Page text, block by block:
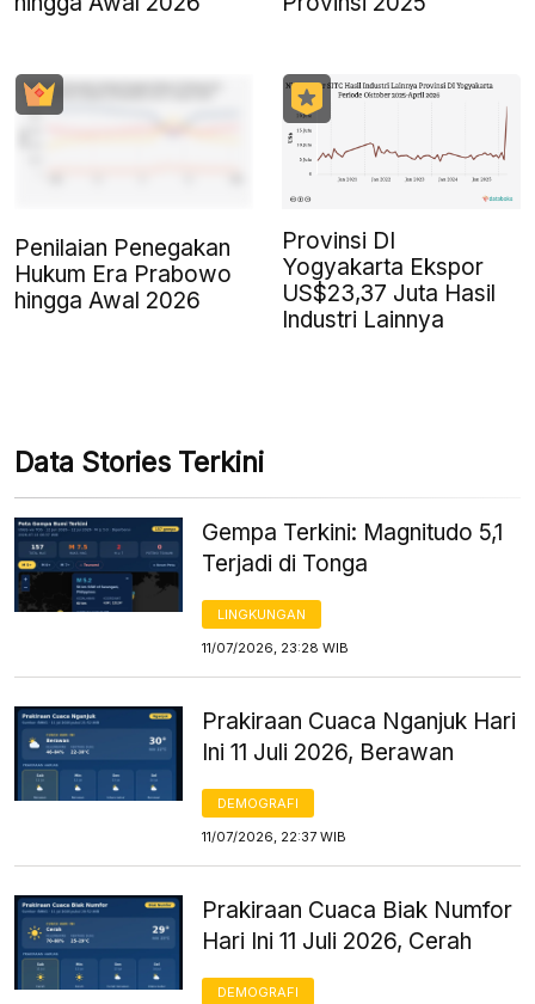
Penilaian Penegakan
Hukum Era Prabowo
hingga Awal 2026
Provinsi DI
Yogyakarta Ekspor
US$23,37 Juta Hasil
Industri Lainnya
Data Stories Terkini
Gempa Terkini: Magnitudo 5,1
Terjadi di Tonga
LINGKUNGAN
11/07/2026, 23:28 WIB
Prakiraan Cuaca Nganjuk Hari
Ini 11 Juli 2026, Berawan
DEMOGRAFI
11/07/2026, 22:37 WIB
Prakiraan Cuaca Biak Numfor
Hari Ini 11 Juli 2026, Cerah
DEMOGRAFI